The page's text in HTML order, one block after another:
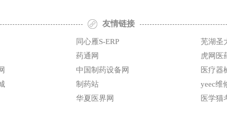
友情链接
同心雁S-ERP
芜湖圣
药通网
虎网医
中国制药设备网
医疗器
制药站
yeec维
华夏医界网
医学猫